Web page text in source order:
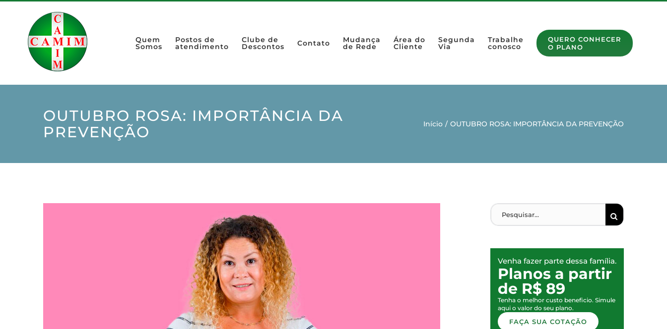
Quem
Somos
Postos de
atendimento
Clube de
Descontos Contato Mudança
de Rede
Área do
Cliente
Segunda
Via
Trabalhe
conosco
QUERO CONHECER
O PLANO
OUTUBRO ROSA: IMPORTÂNCIA DA
PREVENÇÃO
Início / OUTUBRO ROSA: IMPORTÂNCIA DA PREVENÇÃO
Venha fazer parte dessa família.
Planos a partir
de R$ 89
Tenha o melhor custo beneficio. Simule
aqui o valor do seu plano.
FAÇA SUA COTAÇÃO